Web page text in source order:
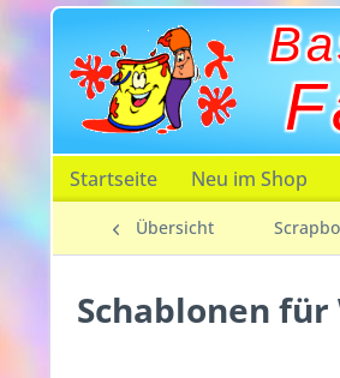
Startseite Neu im Shop
Übersicht
Schablonen